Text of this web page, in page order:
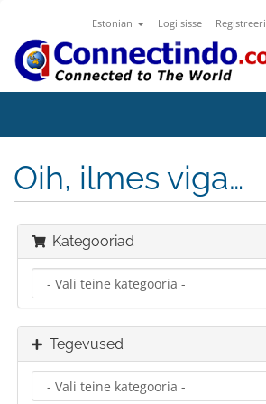
Estonian Logi sisse Registreeri
Oih, ilmes viga…
Kategooriad
Tegevused